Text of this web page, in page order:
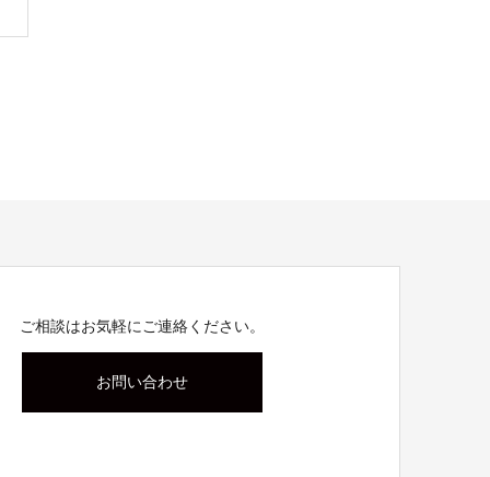
ご相談はお気軽にご連絡ください。
お問い合わせ